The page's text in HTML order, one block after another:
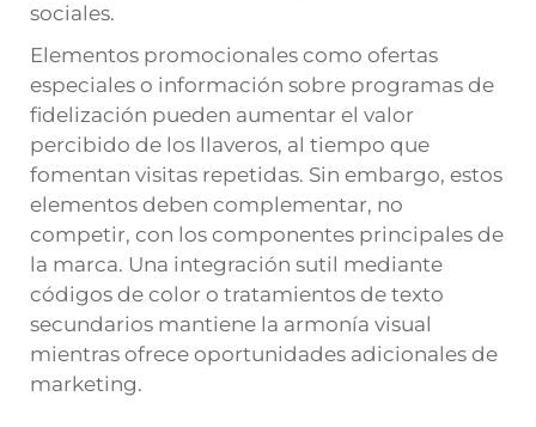
sociales.
Elementos promocionales como ofertas
especiales o información sobre programas de
fidelización pueden aumentar el valor
percibido de los llaveros, al tiempo que
fomentan visitas repetidas. Sin embargo, estos
elementos deben complementar, no
competir, con los componentes principales de
la marca. Una integración sutil mediante
códigos de color o tratamientos de texto
secundarios mantiene la armonía visual
mientras ofrece oportunidades adicionales de
marketing.